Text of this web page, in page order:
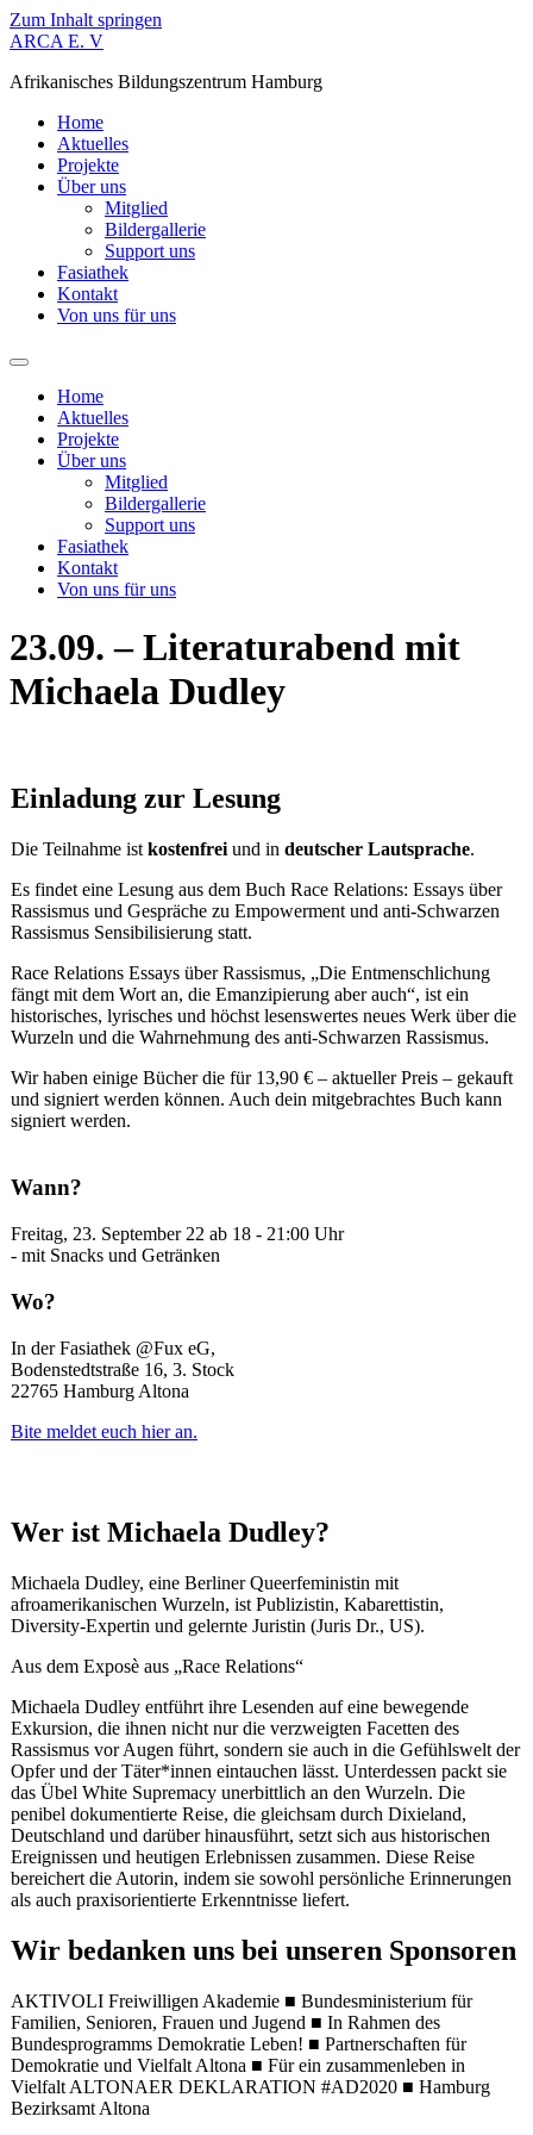
Zum Inhalt springen
ARCA E. V
Afrikanisches Bildungszentrum Hamburg
Home
Aktuelles
Projekte
Über uns
Mitglied
Bildergallerie
Support uns
Fasiathek
Kontakt
Von uns für uns
Home
Aktuelles
Projekte
Über uns
Mitglied
Bildergallerie
Support uns
Fasiathek
Kontakt
Von uns für uns
23.09. – Literaturabend mit
Michaela Dudley
Einladung zur Lesung
Die Teilnahme ist kostenfrei und in deutscher Lautsprache.
Es findet eine Lesung aus dem Buch Race Relations: Essays über
Rassismus und Gespräche zu Empowerment und anti-Schwarzen
Rassismus Sensibilisierung statt.
Race Relations Essays über Rassismus, „Die Entmenschlichung
fängt mit dem Wort an, die Emanzipierung aber auch“, ist ein
historisches, lyrisches und höchst lesenswertes neues Werk über die
Wurzeln und die Wahrnehmung des anti-Schwarzen Rassismus.
Wir haben einige Bücher die für 13,90 € – aktueller Preis – gekauft
und signiert werden können. Auch dein mitgebrachtes Buch kann
signiert werden.
Wann?
Freitag, 23. September 22 ab 18 - 21:00 Uhr
- mit Snacks und Getränken
Wo?
In der Fasiathek @Fux eG,
Bodenstedtstraße 16, 3. Stock
22765 Hamburg Altona
Bite meldet euch hier an.
Wer ist Michaela Dudley?
Michaela Dudley, eine Berliner Queerfeministin mit
afroamerikanischen Wurzeln, ist Publizistin, Kabarettistin,
Diversity-Expertin und gelernte Juristin (Juris Dr., US).
Aus dem Exposè aus „Race Relations“
Michaela Dudley entführt ihre Lesenden auf eine bewegende
Exkursion, die ihnen nicht nur die verzweigten Facetten des
Rassismus vor Augen führt, sondern sie auch in die Gefühlswelt der
Opfer und der Täter*innen eintauchen lässt. Unterdessen packt sie
das Übel White Supremacy unerbittlich an den Wurzeln. Die
penibel dokumentierte Reise, die gleichsam durch Dixieland,
Deutschland und darüber hinausführt, setzt sich aus historischen
Ereignissen und heutigen Erlebnissen zusammen. Diese Reise
bereichert die Autorin, indem sie sowohl persönliche Erinnerungen
als auch praxisorientierte Erkenntnisse liefert.
Wir bedanken uns bei unseren Sponsoren
AKTIVOLI Freiwilligen Akademie ■ Bundesministerium für
Familien, Senioren, Frauen und Jugend ■ In Rahmen des
Bundesprogramms Demokratie Leben! ■ Partnerschaften für
Demokratie und Vielfalt Altona ■ Für ein zusammenleben in
Vielfalt ALTONAER DEKLARATION #AD2020 ■ Hamburg
Bezirksamt Altona